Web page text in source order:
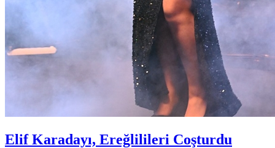
Elif Karadayı, Ereğlilileri Coşturdu